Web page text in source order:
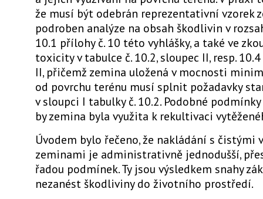
že musí být odebrán reprezentativní vzorek
podroben analýze na obsah škodlivin v
10.1 přílohy č. 10 této vyhlášky, a také ve
toxicity v tabulce č. 10.2, sloupec II, resp.
II, přičemž zemina uložená v mocnosti
od povrchu terénu musí splnit požadavky
v sloupci I tabulky č. 10.2. Podobné
by zemina byla využita k rekultivaci
Úvodem bylo řečeno, že nakládání s čistými
zeminami je administrativně jednodušší,
řadou podmínek. Ty jsou výsledkem snahy
nezanést škodliviny do životního prostředí.